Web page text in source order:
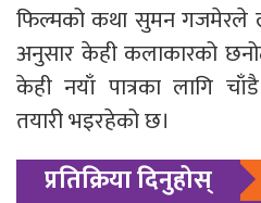
फिल्मको कथा सुमन गजमेरले
अनुसार केही कलाकारको
केही नयाँ पात्रका लागि
तयारी भइरहेको छ।
प्रतिक्रिया दिनुहोस्